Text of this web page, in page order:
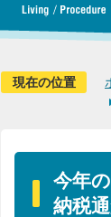
現在の位置
今年
納税